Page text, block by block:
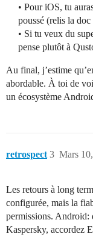
• Pour iOS, tu
poussé (relis la
• Si tu veux du
pense plutôt à
Au final, j’estime
abordable. À toi de
un écosystème
retrospect Mars
3
Les retours à long
configurée, mais la
permissions. Android:
Kaspersky, accordez